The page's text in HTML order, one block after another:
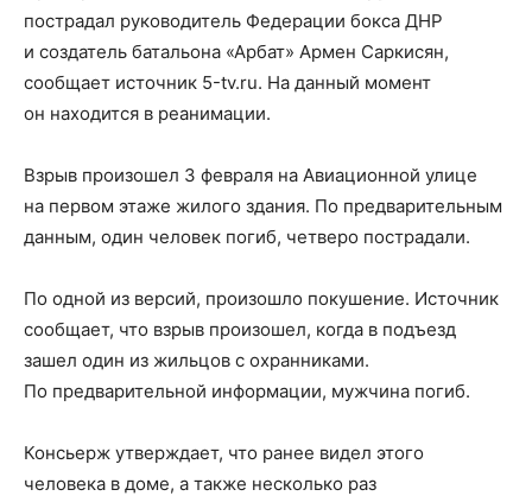
пострадал руководитель Федерации бокса ДНР
и создатель батальона «Арбат» Армен Саркисян,
сообщает источник 5-tv.ru. На данный момент
он находится в реанимации.
Взрыв произошел 3 февраля на Авиационной улице
на первом этаже жилого здания. По предварительным
данным, один человек погиб, четверо пострадали.
По одной из версий, произошло покушение. Источник
сообщает, что взрыв произошел, когда в подъезд
зашел один из жильцов с охранниками.
По предварительной информации, мужчина погиб.
Консьерж утверждает, что ранее видел этого
человека в доме, а также несколько раз